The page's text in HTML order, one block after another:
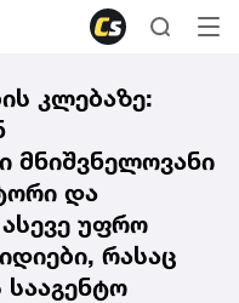
კლებაზე:
მნიშვნელოვანი
და
უფრო
რასაც